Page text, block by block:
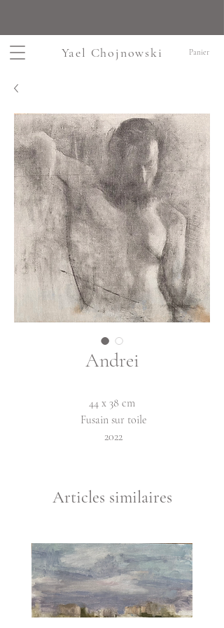
Yael Chojnowski Panier
Andrei
44 x 38 cm
Fusain sur toile
2022
Articles similaires